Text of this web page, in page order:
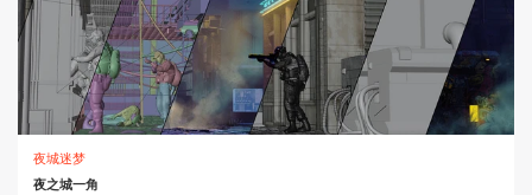
夜城迷梦
夜之城一角